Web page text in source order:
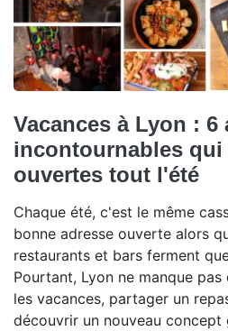
Vacances à Lyon : 6
incontournables qui
ouvertes tout l'été
Chaque été, c'est le même
bonne adresse ouverte alors
restaurants et bars ferment
Pourtant, Lyon ne manque
les vacances, partager un
découvrir un nouveau concept